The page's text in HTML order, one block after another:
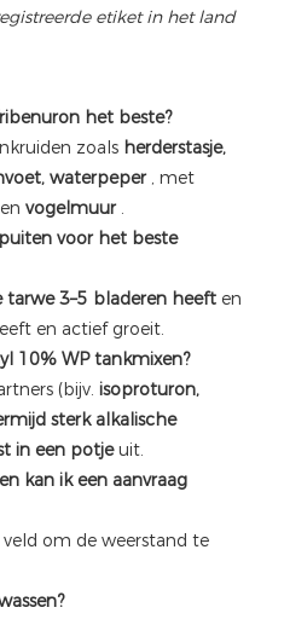
etiket in het land
het beste?
zoals herderstasje,
waterpeper, met
en vogelmuur.
voor het beste
tarwe 3–5 bladeren heeft en
en actief groeit.
10% WP tankmixen?
(bijv. isoproturon,
sterk alkalische
in een potjeuit.
kan ik een aanvraag
veld om de weerstand te